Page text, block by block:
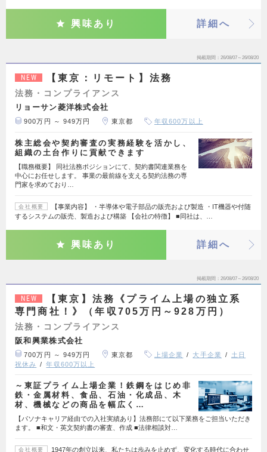
興味あり 詳細へ
掲載期間 26/08/07～26/08/20
NEW 【東京：リモート】法務
法務・コンプライアンス
リョーサン菱洋株式会社
900万円 ～ 949万円 東京都 年収600万以上
株主総会や契約審査の実務経験を活かし、
組織の土台作りに貢献できます
【職務概要】 同社法務ポジションにて、契約書関連業務を
中心にお任せします。 事業の最前線を支える契約法務の専
門家を求めており…
会社概要
【事業内容】 ・半導体や電子部品の販売および製造 ・IT機器や付随
するシステムの販売、製造および構築 【会社の特徴】 ■同社は、…
興味あり 詳細へ
掲載期間 26/08/07～26/08/20
NEW
【東京】法務《プライム上場の独立系
専門商社！》（年収705万円～928万円）
法務・コンプライアンス
阪和興業株式会社
700万円 ～ 949万円 東京都 上場企業 大手企業
土日
祝休み
年収600万以上
～東証プライム上場企業！鉄鋼をはじめ非
鉄・金属材料、食品、石油・化成品、木
材、機械などの商品を幅広く…
【パソナキャリア経由での入社実績あり】法務部にて以下業務をご担当いただき
ます。 ■和文・英文契約書の審査、作成 ■法律相談対…
会社概要 1947年の創立以来、私たちは歩みを止めず、変化する時代に合わせ